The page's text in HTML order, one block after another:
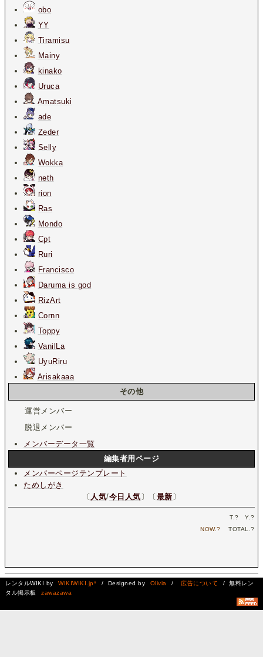
obo
YY
Tiramisu
Mainy
kinako
Uruca
Amatsuki
ade
Zeder
Selly
Wokka
neth
rion
Ras
Mondo
Cpt
Ruri
Francisco
Daruma is god
RizArt
Cornn
Toppy
VanilLa
UyuRiru
Arisakaaa
その他
運営メンバー
脱退メンバー
メンバーデータ一覧
編集者用ページ
メンバーページテンプレート
ためしがき
〔 人気/今日人気 〕〔 最新 〕
T.? Y.?
NOW.? TOTAL.?
レンタルWIKI by WIKIWIKI.jp* / Designed by Olivia / 広告について
/ 無料レン
タル掲示板
zawazawa